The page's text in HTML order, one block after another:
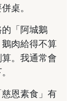
桌。
「阿城鵝
肉給得不算
。我通常會
恩素食」有